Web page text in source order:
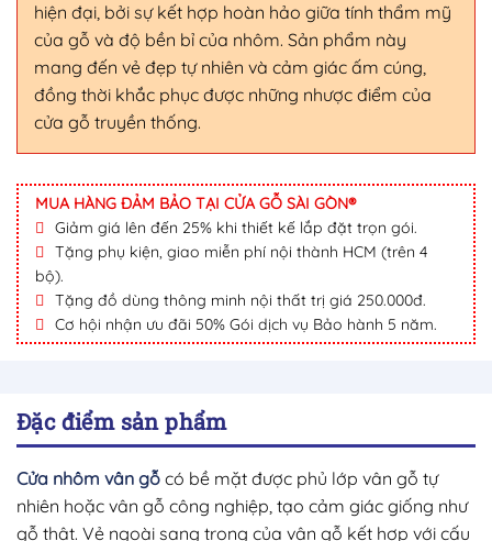
hiện đại, bởi sự kết hợp hoàn hảo giữa tính thẩm mỹ
của gỗ và độ bền bỉ của nhôm. Sản phẩm này
mang đến vẻ đẹp tự nhiên và cảm giác ấm cúng,
đồng thời khắc phục được những nhược điểm của
cửa gỗ truyền thống.
MUA HÀNG ĐẢM BẢO TẠI CỬA GỖ SÀI GÒN®
Giảm giá lên đến 25% khi thiết kế lắp đặt trọn gói.
Tặng phụ kiện, giao miễn phí nội thành HCM (trên 4
bộ).
Tặng đồ dùng thông minh nội thất trị giá 250.000đ.
Cơ hội nhận ưu đãi 50% Gói dịch vụ Bảo hành 5 năm.
Đặc điểm sản phẩm
Cửa nhôm vân gỗ có bề mặt được phủ lớp vân gỗ tự
nhiên hoặc vân gỗ công nghiệp, tạo cảm giác giống như
gỗ thật. Vẻ ngoài sang trọng của vân gỗ kết hợp với cấu